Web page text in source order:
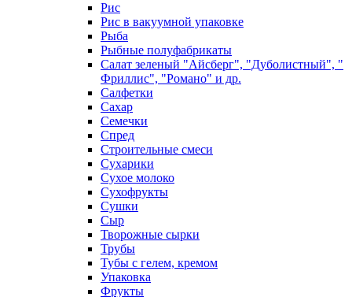
Рис
Рис в вакуумной упаковке
Рыба
Рыбные полуфабрикаты
Салат зеленый "Айсберг", "Дуболистный", "
Фриллис", "Романо" и др.
Салфетки
Сахар
Семечки
Спред
Строительные смеси
Сухарики
Сухое молоко
Сухофрукты
Сушки
Сыр
Творожные сырки
Трубы
Тубы с гелем, кремом
Упаковка
Фрукты